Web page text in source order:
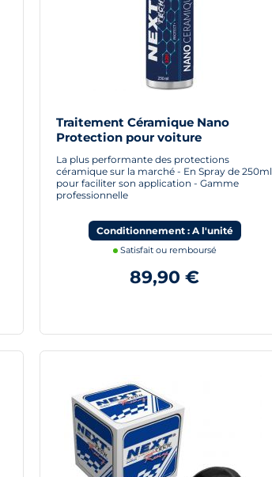
Traitement Céramique Nano
Protection pour voiture
La plus performante des protections
céramique sur la marché - En Spray de 250ml
pour faciliter son application - Gamme
professionnelle
Conditionnement : A l'unité
Satisfait ou remboursé
89,90 €